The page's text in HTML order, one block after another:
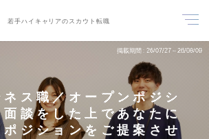
若手ハイキャリアのスカウト転職
掲載期間 26/07/27～26/08/09
ネス職／オープンポジシ
面談をした上であなたに
ポジションをご提案させ